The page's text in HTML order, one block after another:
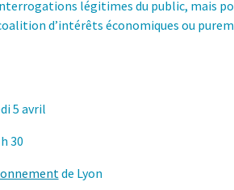
légitimes du public, mais
d’intérêts économiques ou
5 avril
30
de Lyon